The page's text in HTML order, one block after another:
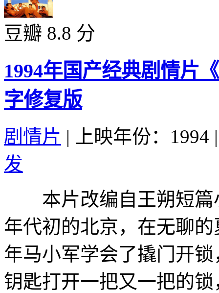
豆瓣 8.8 分
1994年国产经典剧情片
字修复版
剧情片 | 上映年份：1994 |
发
本片改编自王朔短篇
年代初的北京，在无聊
年马小军学会了撬门开
钥匙打开一把又一把的